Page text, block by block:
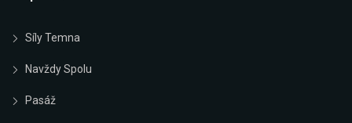
Síly Temna
Navždy Spolu
Pasáž